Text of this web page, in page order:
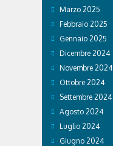
Marzo 2025
Febbraio 2025
Gennaio 2025
Dicembre 2024
Novembre 2024
Ottobre 2024
Settembre 2024
Agosto 2024
Luglio 2024
Giugno 2024